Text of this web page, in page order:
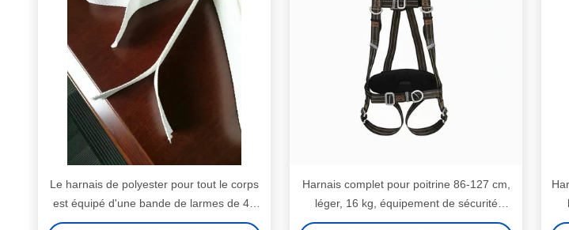
Le harnais de polyester pour tout le corps
est équipé d'une bande de larmes de 45
mm de largeur
Harnais complet pour poitrine 86-127 cm,
léger, 16 kg, équipement de sécurité
antichute général pour travaux industriels